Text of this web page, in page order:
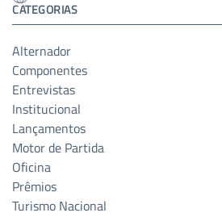
CATEGORIAS
Alternador
Componentes
Entrevistas
Institucional
Lançamentos
Motor de Partida
Oficina
Prêmios
Turismo Nacional